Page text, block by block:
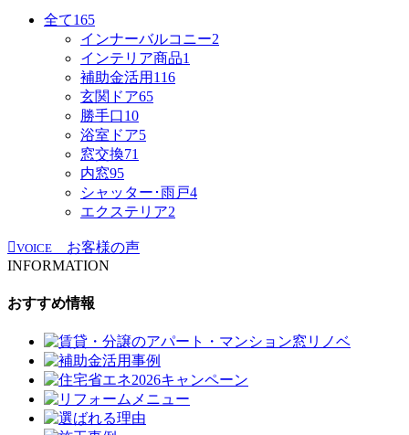
全て165
インナーバルコニー2
インテリア商品1
補助金活用 116
玄関ドア65
勝手口10
浴室ドア5
窓交換71
内窓95
シャッター･雨戸4
エクステリア2
VOICE
お客様の声
INFORMATION
おすすめ情報